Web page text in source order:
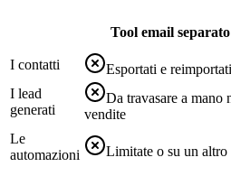
Tool email separato
I contatti
Esportati e reimportati
I lead
generati
Da travasare a mano
vendite
Le
automazioni
Limitate o su un altro